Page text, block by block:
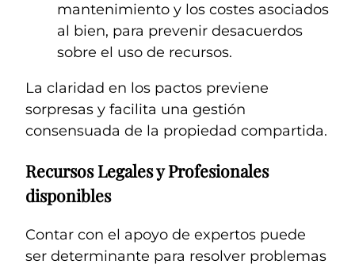
mantenimiento y los costes asociados
al bien, para prevenir desacuerdos
sobre el uso de recursos.
La claridad en los pactos previene
sorpresas y facilita una gestión
consensuada de la propiedad compartida.
Recursos Legales y Profesionales
disponibles
Contar con el apoyo de expertos puede
ser determinante para resolver problemas